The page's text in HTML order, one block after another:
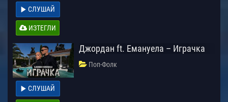
СЛУШАЙ
ИЗТЕГЛИ
Джордан ft. Емануела – Играчка
Поп-Фолк
СЛУШАЙ